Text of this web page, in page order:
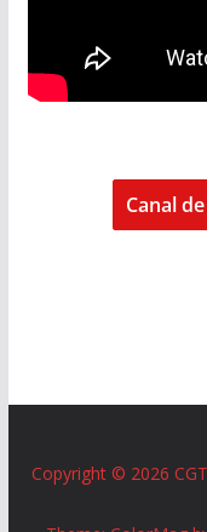
Canal
Copyright © 2026